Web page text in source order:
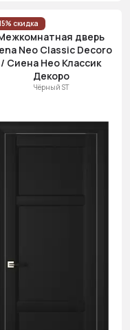
скидка
дверь
Neo Classic Decoro
/ Сиена Нео Классик
Декоро
Чёрный ST